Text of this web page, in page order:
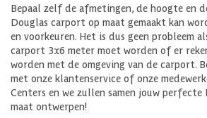
Bepaal zelf de afmetingen, de hoogte en
Douglas carport op maat gemaakt kan
en voorkeuren. Het is dus geen probleem
carport 3x6 meter moet worden of er
worden met de omgeving van de carport.
met onze klantenservice of onze
Centers en we zullen samen jouw
maat ontwerpen!